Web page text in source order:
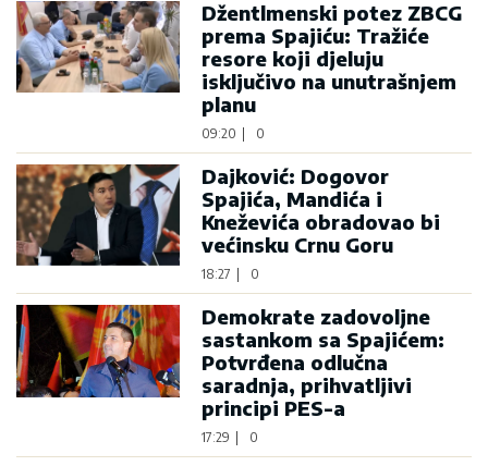
Džentlmenski potez ZBCG
prema Spajiću: Tražiće
resore koji djeluju
isključivo na unutrašnjem
planu
09:20 0
Dajković: Dogovor
Spajića, Mandića i
Kneževića obradovao bi
većinsku Crnu Goru
18:27 0
Demokrate zadovoljne
sastankom sa Spajićem:
Potvrđena odlučna
saradnja, prihvatljivi
principi PES-a
17:29 0